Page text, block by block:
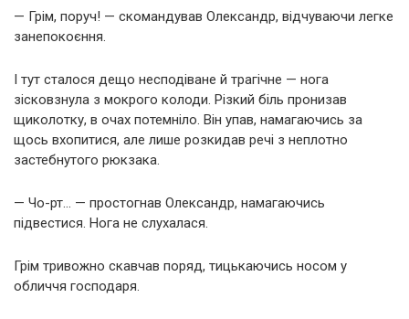
— Грім, поруч! — скомандував Олександр, відчуваючи легке
занепокоєння.
І тут сталося дещо несподіване й трагічне — нога
зісковзнула з мокрого колоди. Різкий біль пронизав
щиколотку, в очах потемніло. Він упав, намагаючись за
щось вхопитися, але лише розкидав речі з неплотно
застебнутого рюкзака.
— Чо-рт… — простогнав Олександр, намагаючись
підвестися. Нога не слухалася.
Грім тривожно скавчав поряд, тицькаючись носом у
обличчя господаря.